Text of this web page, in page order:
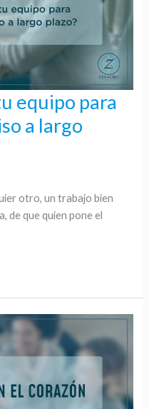
equipo para
a largo
otro, un trabajo bien
de que quien pone el